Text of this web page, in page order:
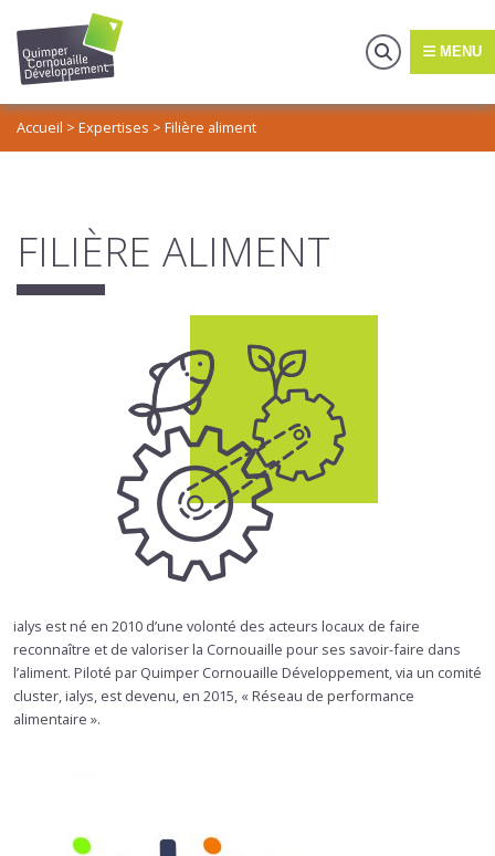
MENU
Accueil > Expertises > Filière aliment
FILIÈRE ALIMENT
ialys est né en 2010 d’une volonté des acteurs locaux de faire
reconnaître et de valoriser la Cornouaille pour ses savoir-faire dans
l’aliment. Piloté par Quimper Cornouaille Développement, via un comité
cluster, ialys, est devenu, en 2015, « Réseau de performance
alimentaire ».